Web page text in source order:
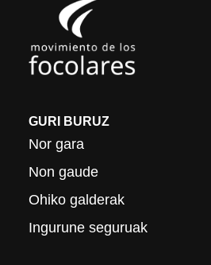
GURI BURUZ
Nor gara
Non gaude
Ohiko galderak
Ingurune seguruak